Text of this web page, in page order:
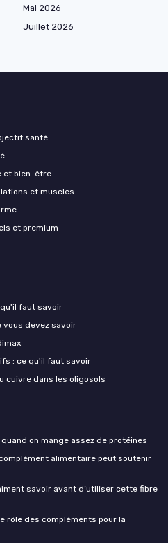
Mai 2026
Juillet 2026
santé
et bien-être
et muscles
et premium
faut savoir
vous devez savoir
: ce qu'il faut savoir
cuivre dans les oligosols
on mange assez de protéines
alimentaire peut soutenir
savoir avant d’utiliser cette fibre
rôle des compléments pour la